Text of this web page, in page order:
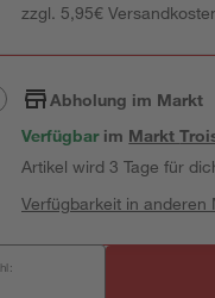
zzgl. 5,95€
Abholung im Markt
Verfügbar im Markt
Artikel wird 3 Tage für
Verfügbarkeit in anderen